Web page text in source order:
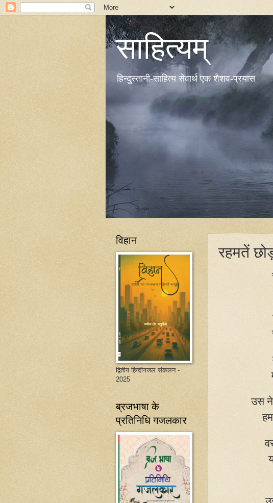
साहित्यम्
हिन्दुस्तानी-साहित्य सेवार्थ एक शैशव-प्रयास
रहमतें
उस ने
विहान
द्वितीय हिन्दीगजल संकलन -
2025
ब्रजभाषा के
प्रतिनिधि गजलकार